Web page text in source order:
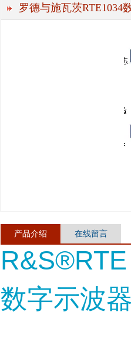
罗德与施瓦茨RTE1034
产品介绍 在线留言
R&S®RTE
数字示波